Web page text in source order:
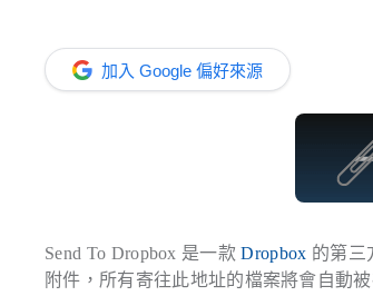
加入 Google 偏好來源
Send To Dropbox 是一款Dropbox 的第三
附件，所有寄往此地址的檔案將會自動